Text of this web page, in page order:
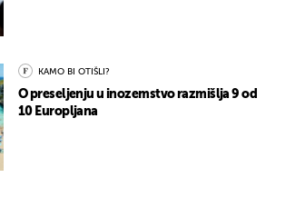
KAMO BI OTIŠLI?
O preseljenju u inozemstvo razmišlja 9 od
10 Europljana